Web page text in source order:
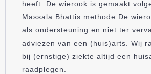
heeft. De wierook is gemaakt
Massala Bhattis methode. De
als ondersteuning en niet ter
adviezen van een (huis)arts. Wij
bij (ernstige) ziekte altijd een
raadplegen.